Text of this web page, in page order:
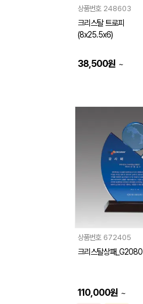
상품번호 248603
크리스탈 트로피
(8x25.5x6)
38,500원 ~
상품번호 672405
크리스탈상패_G2080
110,000원 ~